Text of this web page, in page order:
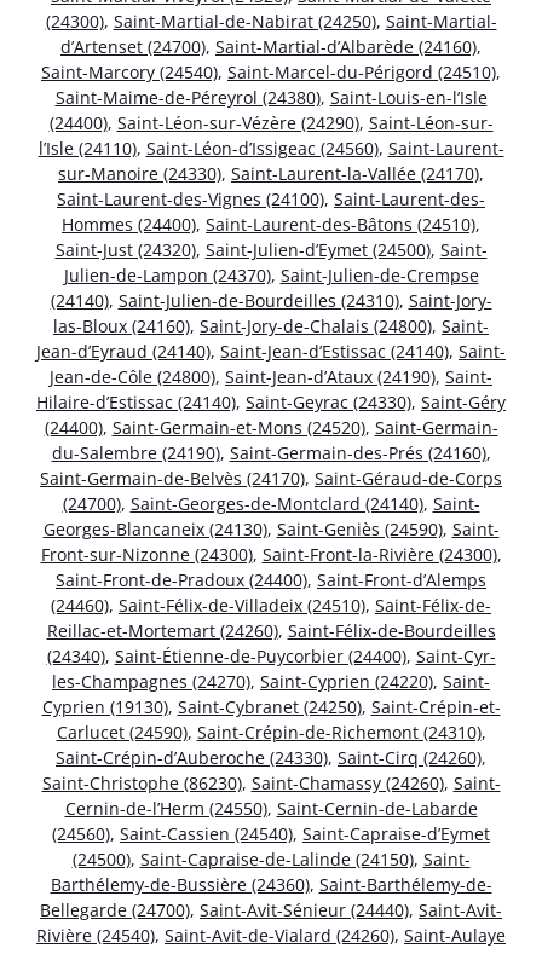
(24300), Saint-Martial-de-Nabirat (24250), Saint-Martial-
d’Artenset (24700), Saint-Martial-d’Albarède (24160),
Saint-Marcory (24540), Saint-Marcel-du-Périgord (24510),
Saint-Maime-de-Péreyrol (24380), Saint-Louis-en-l’Isle
(24400), Saint-Léon-sur-Vézère (24290), Saint-Léon-sur-
l’Isle (24110), Saint-Léon-d’Issigeac (24560), Saint-Laurent-
sur-Manoire (24330), Saint-Laurent-la-Vallée (24170),
Saint-Laurent-des-Vignes (24100), Saint-Laurent-des-
Hommes (24400), Saint-Laurent-des-Bâtons (24510),
Saint-Just (24320), Saint-Julien-d’Eymet (24500), Saint-
Julien-de-Lampon (24370), Saint-Julien-de-Crempse
(24140), Saint-Julien-de-Bourdeilles (24310), Saint-Jory-
las-Bloux (24160), Saint-Jory-de-Chalais (24800), Saint-
Jean-d’Eyraud (24140), Saint-Jean-d’Estissac (24140), Saint-
Jean-de-Côle (24800), Saint-Jean-d’Ataux (24190), Saint-
Hilaire-d’Estissac (24140), Saint-Geyrac (24330), Saint-Géry
(24400), Saint-Germain-et-Mons (24520), Saint-Germain-
du-Salembre (24190), Saint-Germain-des-Prés (24160),
Saint-Germain-de-Belvès (24170), Saint-Géraud-de-Corps
(24700), Saint-Georges-de-Montclard (24140), Saint-
Georges-Blancaneix (24130), Saint-Geniès (24590), Saint-
Front-sur-Nizonne (24300), Saint-Front-la-Rivière (24300),
Saint-Front-de-Pradoux (24400), Saint-Front-d’Alemps
(24460), Saint-Félix-de-Villadeix (24510), Saint-Félix-de-
Reillac-et-Mortemart (24260), Saint-Félix-de-Bourdeilles
(24340), Saint-Étienne-de-Puycorbier (24400), Saint-Cyr-
les-Champagnes (24270), Saint-Cyprien (24220), Saint-
Cyprien (19130), Saint-Cybranet (24250), Saint-Crépin-et-
Carlucet (24590), Saint-Crépin-de-Richemont (24310),
Saint-Crépin-d’Auberoche (24330), Saint-Cirq (24260),
Saint-Christophe (86230), Saint-Chamassy (24260), Saint-
Cernin-de-l’Herm (24550), Saint-Cernin-de-Labarde
(24560), Saint-Cassien (24540), Saint-Capraise-d’Eymet
(24500), Saint-Capraise-de-Lalinde (24150), Saint-
Barthélemy-de-Bussière (24360), Saint-Barthélemy-de-
Bellegarde (24700), Saint-Avit-Sénieur (24440), Saint-Avit-
Rivière (24540), Saint-Avit-de-Vialard (24260), Saint-Aulaye